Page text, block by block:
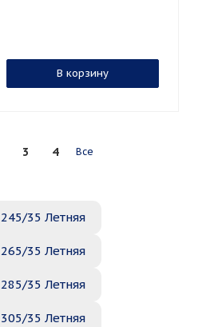
В корзину
3 4 Все
245/35 Летняя
265/35 Летняя
285/35 Летняя
305/35 Летняя